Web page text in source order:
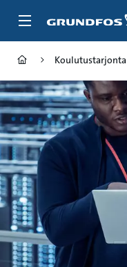
pääsisältöön
Koulutustarjonta